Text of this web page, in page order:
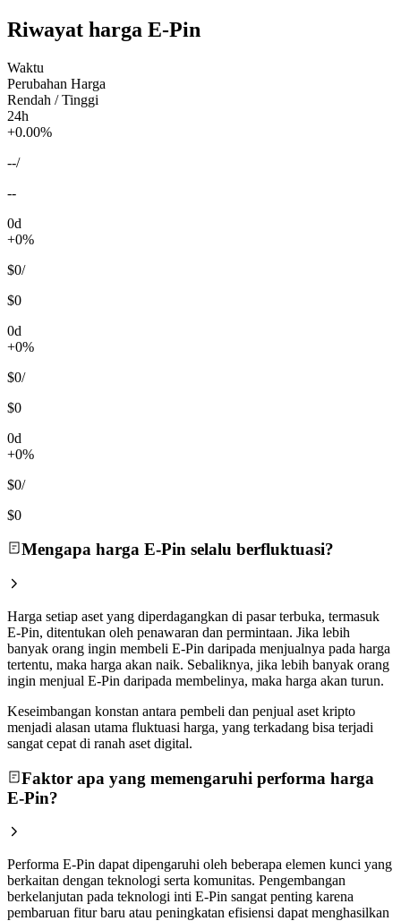
Riwayat harga E-Pin
Waktu
Perubahan Harga
Rendah / Tinggi
24h
+0.00%
--/
--
0d
+0%
$0/
$0
0d
+0%
$0/
$0
0d
+0%
$0/
$0
Mengapa harga E-Pin selalu berfluktuasi?
Harga setiap aset yang diperdagangkan di pasar terbuka, termasuk
E-Pin, ditentukan oleh penawaran dan permintaan. Jika lebih
banyak orang ingin membeli E-Pin daripada menjualnya pada harga
tertentu, maka harga akan naik. Sebaliknya, jika lebih banyak orang
ingin menjual E-Pin daripada membelinya, maka harga akan turun.
Keseimbangan konstan antara pembeli dan penjual aset kripto
menjadi alasan utama fluktuasi harga, yang terkadang bisa terjadi
sangat cepat di ranah aset digital.
Faktor apa yang memengaruhi performa harga
E-Pin?
Performa E-Pin dapat dipengaruhi oleh beberapa elemen kunci yang
berkaitan dengan teknologi serta komunitas. Pengembangan
berkelanjutan pada teknologi inti E-Pin sangat penting karena
pembaruan fitur baru atau peningkatan efisiensi dapat menghasilkan